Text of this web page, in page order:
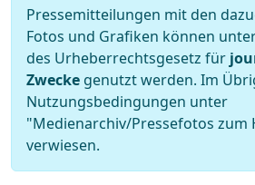
Pressemitteilungen mit den
Fotos und Grafiken können
des Urheberrechtsgesetz für
Zwecke genutzt werden. Im
Nutzungsbedingungen unter
"Medienarchiv/Pressefotos zum
verwiesen.